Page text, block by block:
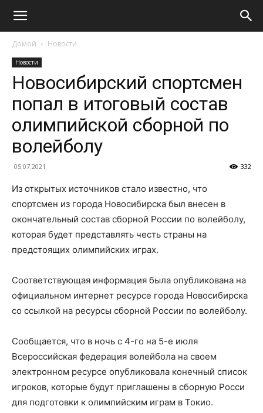
Домой Новости
Новости
Новосибирский спортсмен
попал в итоговый состав
олимпийской сборной по
волейболу
05.07.2021 332
Из открытых источников стало известно, что
спортсмен из города Новосибирска был внесен в
окончательный состав сборной России по волейболу,
которая будет представлять честь страны на
предстоящих олимпийских играх.
Соответствующая информация была опубликована на
официальном интернет ресурсе города Новосибирска
со ссылкой на ресурсы сборной России по волейболу.
Сообщается, что в ночь с 4-го на 5-е июля
Всероссийская федерация волейбола на своем
электронном ресурсе опубликовала конечный список
игроков, которые будут приглашены в сборную Росси
для подготовки к олимпийским играм в Токио.